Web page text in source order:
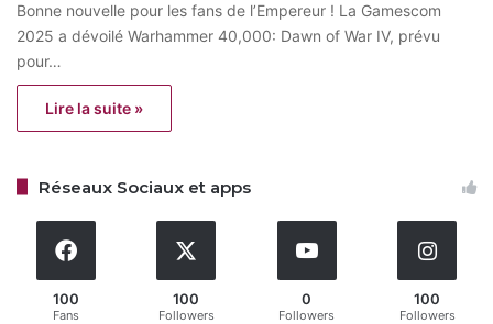
Bonne nouvelle pour les fans de l’Empereur ! La Gamescom
2025 a dévoilé Warhammer 40,000: Dawn of War IV, prévu
pour…
Lire la suite »
Réseaux Sociaux et apps
100
Fans
100
Followers
0
Followers
100
Followers